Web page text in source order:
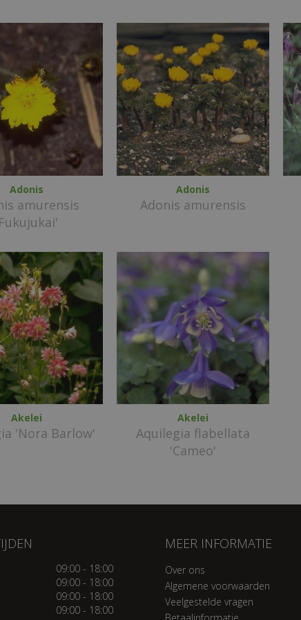
Adonis
amurensis
Adonis
Adonis amurensis
Akelei
'Nora Barlow'
Akelei
Aquilegia flabellata
'Cameo'
09:00 - 18:00
09:00 - 18:00
09:00 - 18:00
09:00 - 18:00
MEER INFORMATIE
Over ons
Algemene voorwaarden
Veelgestelde vragen